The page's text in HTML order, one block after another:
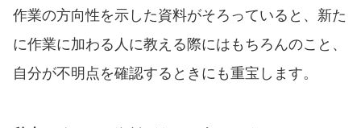
作業の方向性を示した資料がそろっていると、新た
に作業に加わる人に教える際にはもちろんのこと、
自分が不明点を確認するときにも重宝します。